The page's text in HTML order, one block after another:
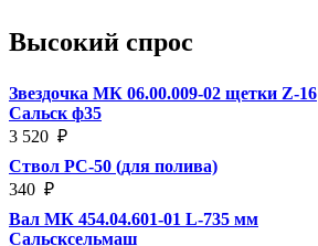
₽.
Высокий спрос
Звездочка МК 06.00.009-02 щетки Z-16
Сальск ф35
3 520 ₽
Ствол РС-50 (для полива)
340 ₽
Вал МК 454.04.601-01 L-735 мм
Сальсксельмаш